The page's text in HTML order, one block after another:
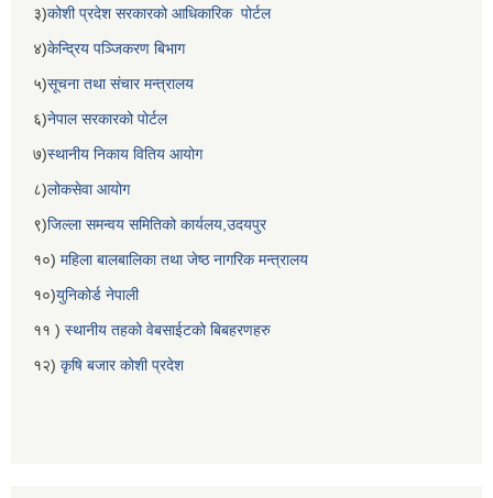
३)कोशी प्रदेश सरकारको आधिकारिक पोर्टल
४)केन्द्रिय पञ्जिकरण बिभाग
५)सूचना तथा संचार मन्त्रालय
६)नेपाल सरकारको पोर्टल
७)स्थानीय निकाय वितिय आयोग
८)लोकसेवा आयोग
९)जिल्ला समन्वय समितिको कार्यलय,उदयपुर
१०) महिला बालबालिका तथा जेष्ठ नागरिक मन्त्रालय
१०)युनिकोर्ड नेपाली
११ ) स्थानीय तहको वेबसाईटको बिबहरणहरु
१२) कृषि बजार कोशी प्रदेश